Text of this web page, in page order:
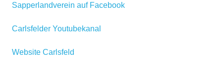
Sapperlandverein auf Facebook
Carlsfelder Youtubekanal
Website Carlsfeld